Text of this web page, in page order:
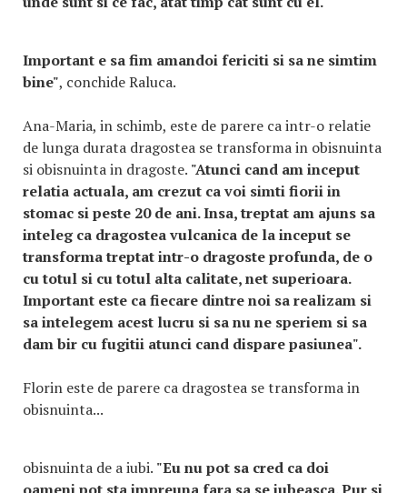
Important e sa fim amandoi fericiti si sa ne simtim
bine", conchide Raluca.
Ana-Maria, in schimb, este de parere ca intr-o relatie
de lunga durata dragostea se transforma in obisnuinta
si obisnuinta in dragoste. "Atunci cand am inceput
relatia actuala, am crezut ca voi simti fiorii in
stomac si peste 20 de ani. Insa, treptat am ajuns sa
inteleg ca dragostea vulcanica de la inceput se
transforma treptat intr-o dragoste profunda, de o
cu totul si cu totul alta calitate, net superioara.
Important este ca fiecare dintre noi sa realizam si
sa intelegem acest lucru si sa nu ne speriem si sa
dam bir cu fugitii atunci cand dispare pasiunea".
Florin este de parere ca dragostea se transforma in
obisnuinta...
obisnuinta de a iubi. "Eu nu pot sa cred ca doi